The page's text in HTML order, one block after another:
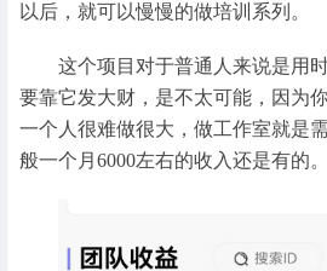
以后，就可以慢慢的做培训系列。
这个项目对于普通人来说是用
要靠它发大财，是不太可能，因为
一个人很难做很大，做工作室就是
般一个月6000左右的收入还是有的。